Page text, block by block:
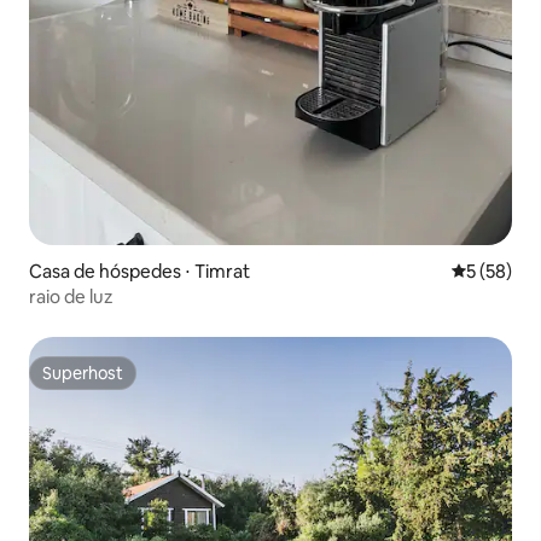
Casa de hóspedes ⋅ Timrat 5 de uma
5 (58)
raio de luz
Superhost
Superhost